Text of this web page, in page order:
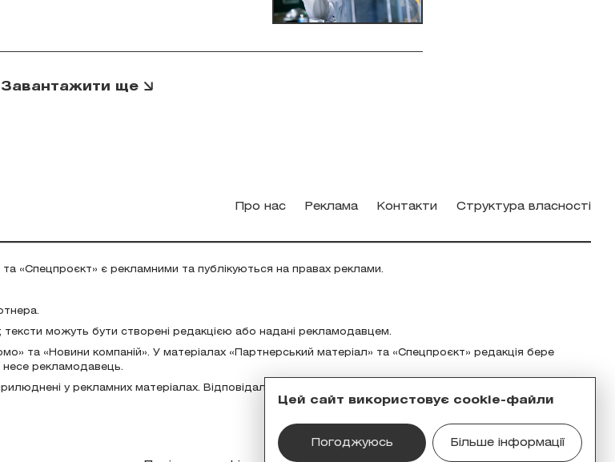
Завантажити ще
Цей сайт використовує cookie-файли
Погоджуюсь Більше інформації
Про нас Реклама Контакти Структура власності
«Спецпроєкт» є рекламними та публікуються на правах реклами.
можуть бути створені редакцією або надані рекламодавцем.
та «Новини компаній». У матеріалах «Партнерський матеріал» та «Спецпроєкт» редакція бере
несе рекламодавець.
у рекламних матеріалах. Відповідальність за зміст реклами відповідно до українського